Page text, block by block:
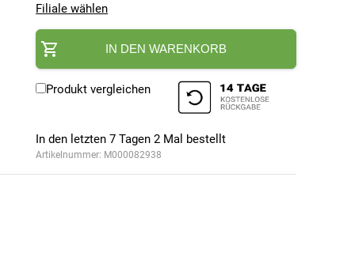
Filiale wählen
IN DEN WARENKORB
Produkt vergleichen
In den letzten 7 Tagen2 Mal bestellt
Artikelnummer: M000082938